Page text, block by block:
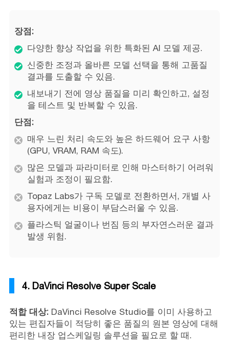
장점:
다양한 향상 작업을 위한 특화된 AI 모델 제공.
신중한 조정과 올바른 모델 선택을 통해 고품질
결과를 도출할 수 있음.
내보내기 전에 영상 품질을 미리 확인하고, 설정
을 테스트 및 반복할 수 있음.
단점:
매우 느린 처리 속도와 높은 하드웨어 요구 사항
(GPU, VRAM, RAM 속도).
많은 모델과 파라미터로 인해 마스터하기 어려워
실험과 조정이 필요함.
Topaz Labs가 구독 모델로 전환하면서, 개별 사
용자에게는 비용이 부담스러울 수 있음.
플라스틱 얼굴이나 번짐 등의 부자연스러운 결과
발생 위험.
4. DaVinci Resolve Super Scale
적합 대상:DaVinci Resolve Studio를 이미 사용하고
있는 편집자들이 적당히 좋은 품질의 원본 영상에 대해
편리한 내장 업스케일링 솔루션을 필요로 할 때.